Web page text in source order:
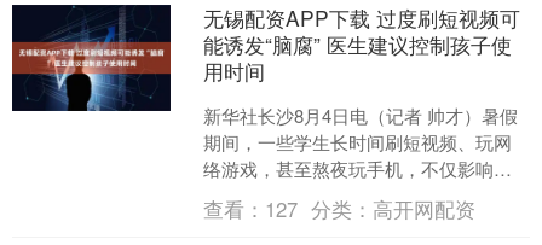
无锡配资APP下载 过度刷短视频可
能诱发“脑腐” 医生建议控制孩子使
用时间
新华社长沙8月4日电（记者 帅才）暑假
期间，一些学生长时间刷短视频、玩网
络游戏，甚至熬夜玩手机，不仅影响睡
眠，还易出现注意力不集中、记忆力下
降等问题。相关医生提....
查看： 127 分类： 高开网配资